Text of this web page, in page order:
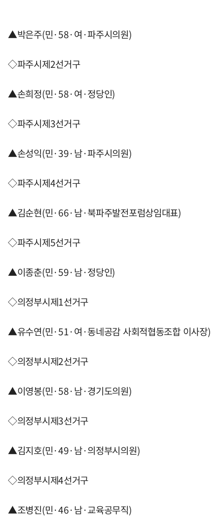
▲박은주(민·58·여·파주시의원)
◇파주시제2선거구
▲손희정(민·58·여·정당인)
◇파주시제3선거구
▲손성익(민·39·남·파주시의원)
◇파주시제4선거구
▲김순현(민·66·남·북파주발전포럼상임대표)
◇파주시제5선거구
▲이종춘(민·59·남·정당인)
◇의정부시제1선거구
▲유수연(민·51·여·동네공감 사회적협동조합 이사장)
◇의정부시제2선거구
▲이영봉(민·58·남·경기도의원)
◇의정부시제3선거구
▲김지호(민·49·남·의정부시의원)
◇의정부시제4선거구
▲조병진(민·46·남·교육공무직)